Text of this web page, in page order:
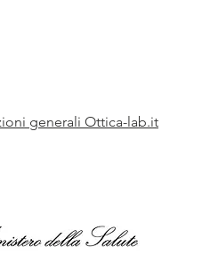
generali Ottica-lab.it